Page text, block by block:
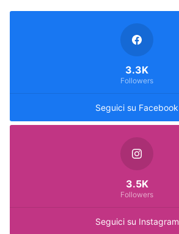
Seguici su Facebook
3.3K
Followers
Seguici su Instagram
3.5K
Followers